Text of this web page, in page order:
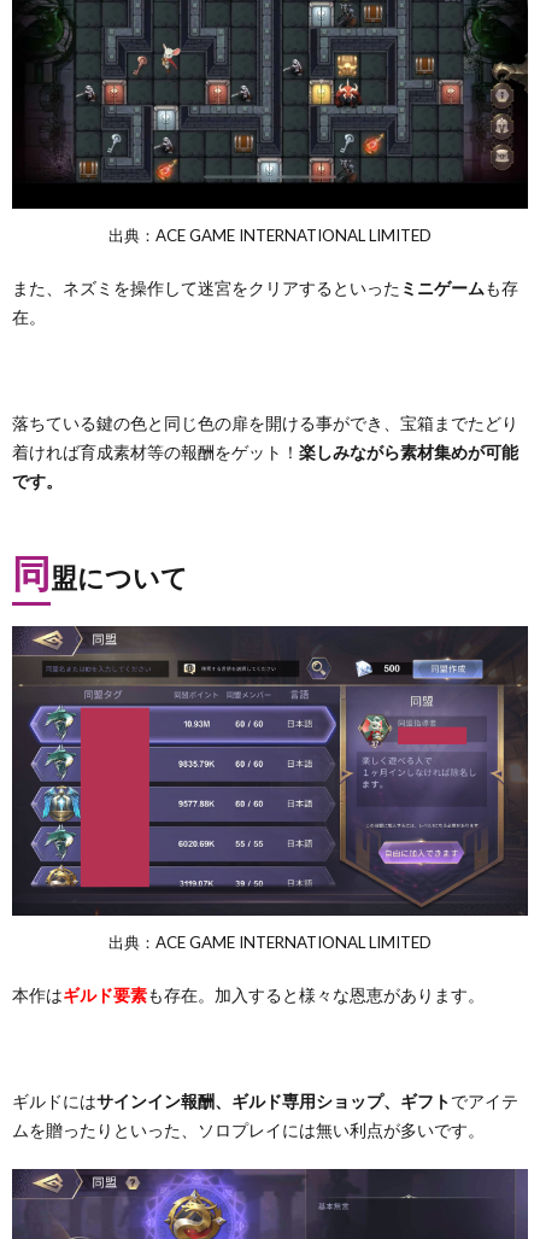
出典：ACE GAME INTERNATIONAL LIMITED
また、ネズミを操作して迷宮をクリアするといった ミニゲームも存
在。
落ちている鍵の色と同じ色の扉を開ける事ができ、宝箱までたどり
着ければ育成素材等の報酬をゲット！ 楽しみながら素材集めが可能
です。
同盟について
出典：ACE GAME INTERNATIONAL LIMITED
本作はギルド要素も存在。加入すると様々な恩恵があります。
ギルドにはサインイン報酬、ギルド専用ショップ、ギフトでアイテ
ムを贈ったりといった、ソロプレイには無い利点が多いです。